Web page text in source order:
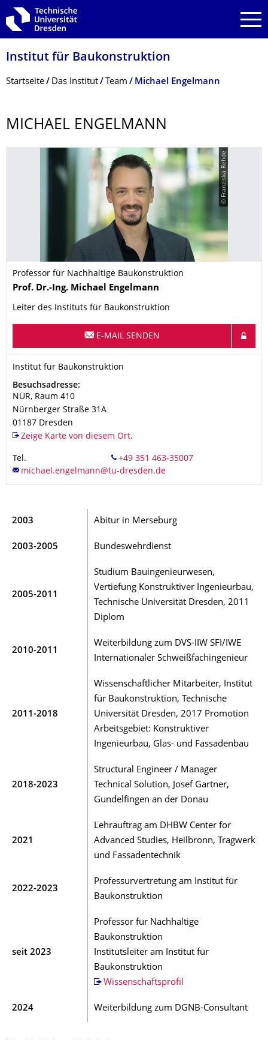
Zur Hauptnavigation springen
Zur Suche springen
Zum Inhalt springen
Institut für Baukonstruktion
Breadcrumb-Menü
Startseite Das Institut Team Michael Engelmann
MICHAEL ENGELMANN
© Franziska Rehde
Professor für Nachhaltige Baukonstruktion
Name
Prof. Dr.-Ing. Michael Engelmann
Leiter des Instituts für Baukonstruktion
E-MAIL SENDEN
Organisationsname
Institut für Baukonstruktion
Institut für Baukonstruktion
Adresse
Besuchsadresse:
NÜR, Raum 410
Nürnberger Straße 31A
01187 Dresden
Zeige Karte von diesem Ort.
Tel.
2003 Abitur in Merseburg
2003-2005 Bundeswehrdienst
2005-2011
Studium Bauingenieurwesen,
Vertiefung Konstruktiver Ingenieurbau,
Technische Universität Dresden, 2011
Diplom
2010-2011
Weiterbildung zum DVS-IIW SFI/IWE
Internationaler Schweißfachingenieur
2011-2018
Wissenschaftlicher Mitarbeiter, Institut
für Baukonstruktion, Technische
Universität Dresden, 2017 Promotion
Arbeitsgebiet: Konstruktiver
Ingenieurbau, Glas- und Fassadenbau
2018-2023
Structural Engineer / Manager
Technical Solution, Josef Gartner,
Gundelfingen an der Donau
2021
Lehrauftrag am DHBW Center for
Advanced Studies, Heilbronn, Tragwerk
und Fassadentechnik
2022-2023
Professurvertretung am Institut für
Baukonstruktion
seit 2023
Professor für Nachhaltige
Baukonstruktion
Institutsleiter am Institut für
Baukonstruktion
Wissenschaftsprofil
2024 Weiterbildung zum DGNB-Consultant